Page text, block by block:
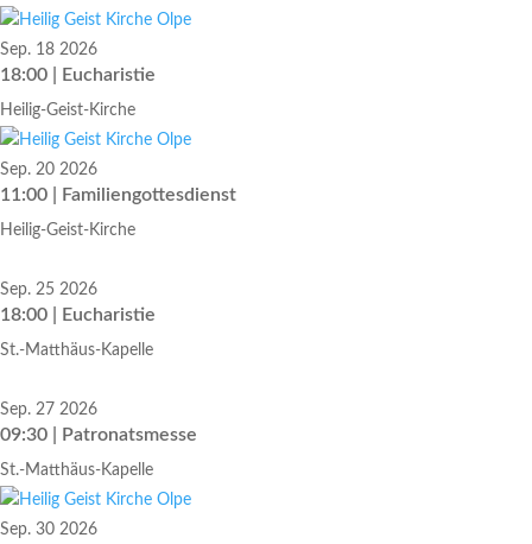
Sep. 18 2026
18:00 | Eucharistie
Heilig-Geist-Kirche
Sep. 20 2026
11:00 | Familiengottesdienst
Heilig-Geist-Kirche
Sep. 25 2026
18:00 | Eucharistie
St.-Matthäus-Kapelle
Sep. 27 2026
09:30 | Patronatsmesse
St.-Matthäus-Kapelle
Sep. 30 2026